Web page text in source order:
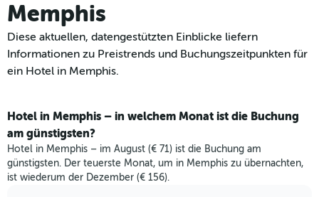
Memphis
Diese aktuellen, datengestützten Einblicke liefern
Informationen zu Preistrends und Buchungszeitpunkten für
ein Hotel in Memphis.
Hotel in Memphis – in welchem Monat ist die Buchung
am günstigsten?
Hotel in Memphis – im August (€ 71) ist die Buchung am
günstigsten. Der teuerste Monat, um in Memphis zu übernachten,
ist wiederum der Dezember (€ 156).